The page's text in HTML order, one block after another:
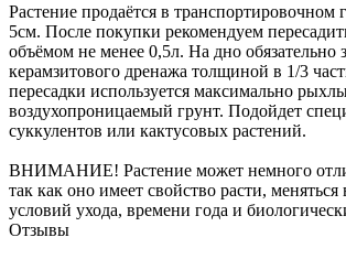
Растение продаётся в транспортировочном
5см. После покупки рекомендуем
объёмом не менее 0,5л. На дно обязательно
керамзитового дренажа толщиной в 1/3
пересадки используется максимально
воздухопроницаемый грунт. Подойдет
суккулентов или кактусовых растений.
ВНИМАНИЕ! Растение может немного
так как оно имеет свойство расти, меняться
условий ухода, времени года и
Отзывы